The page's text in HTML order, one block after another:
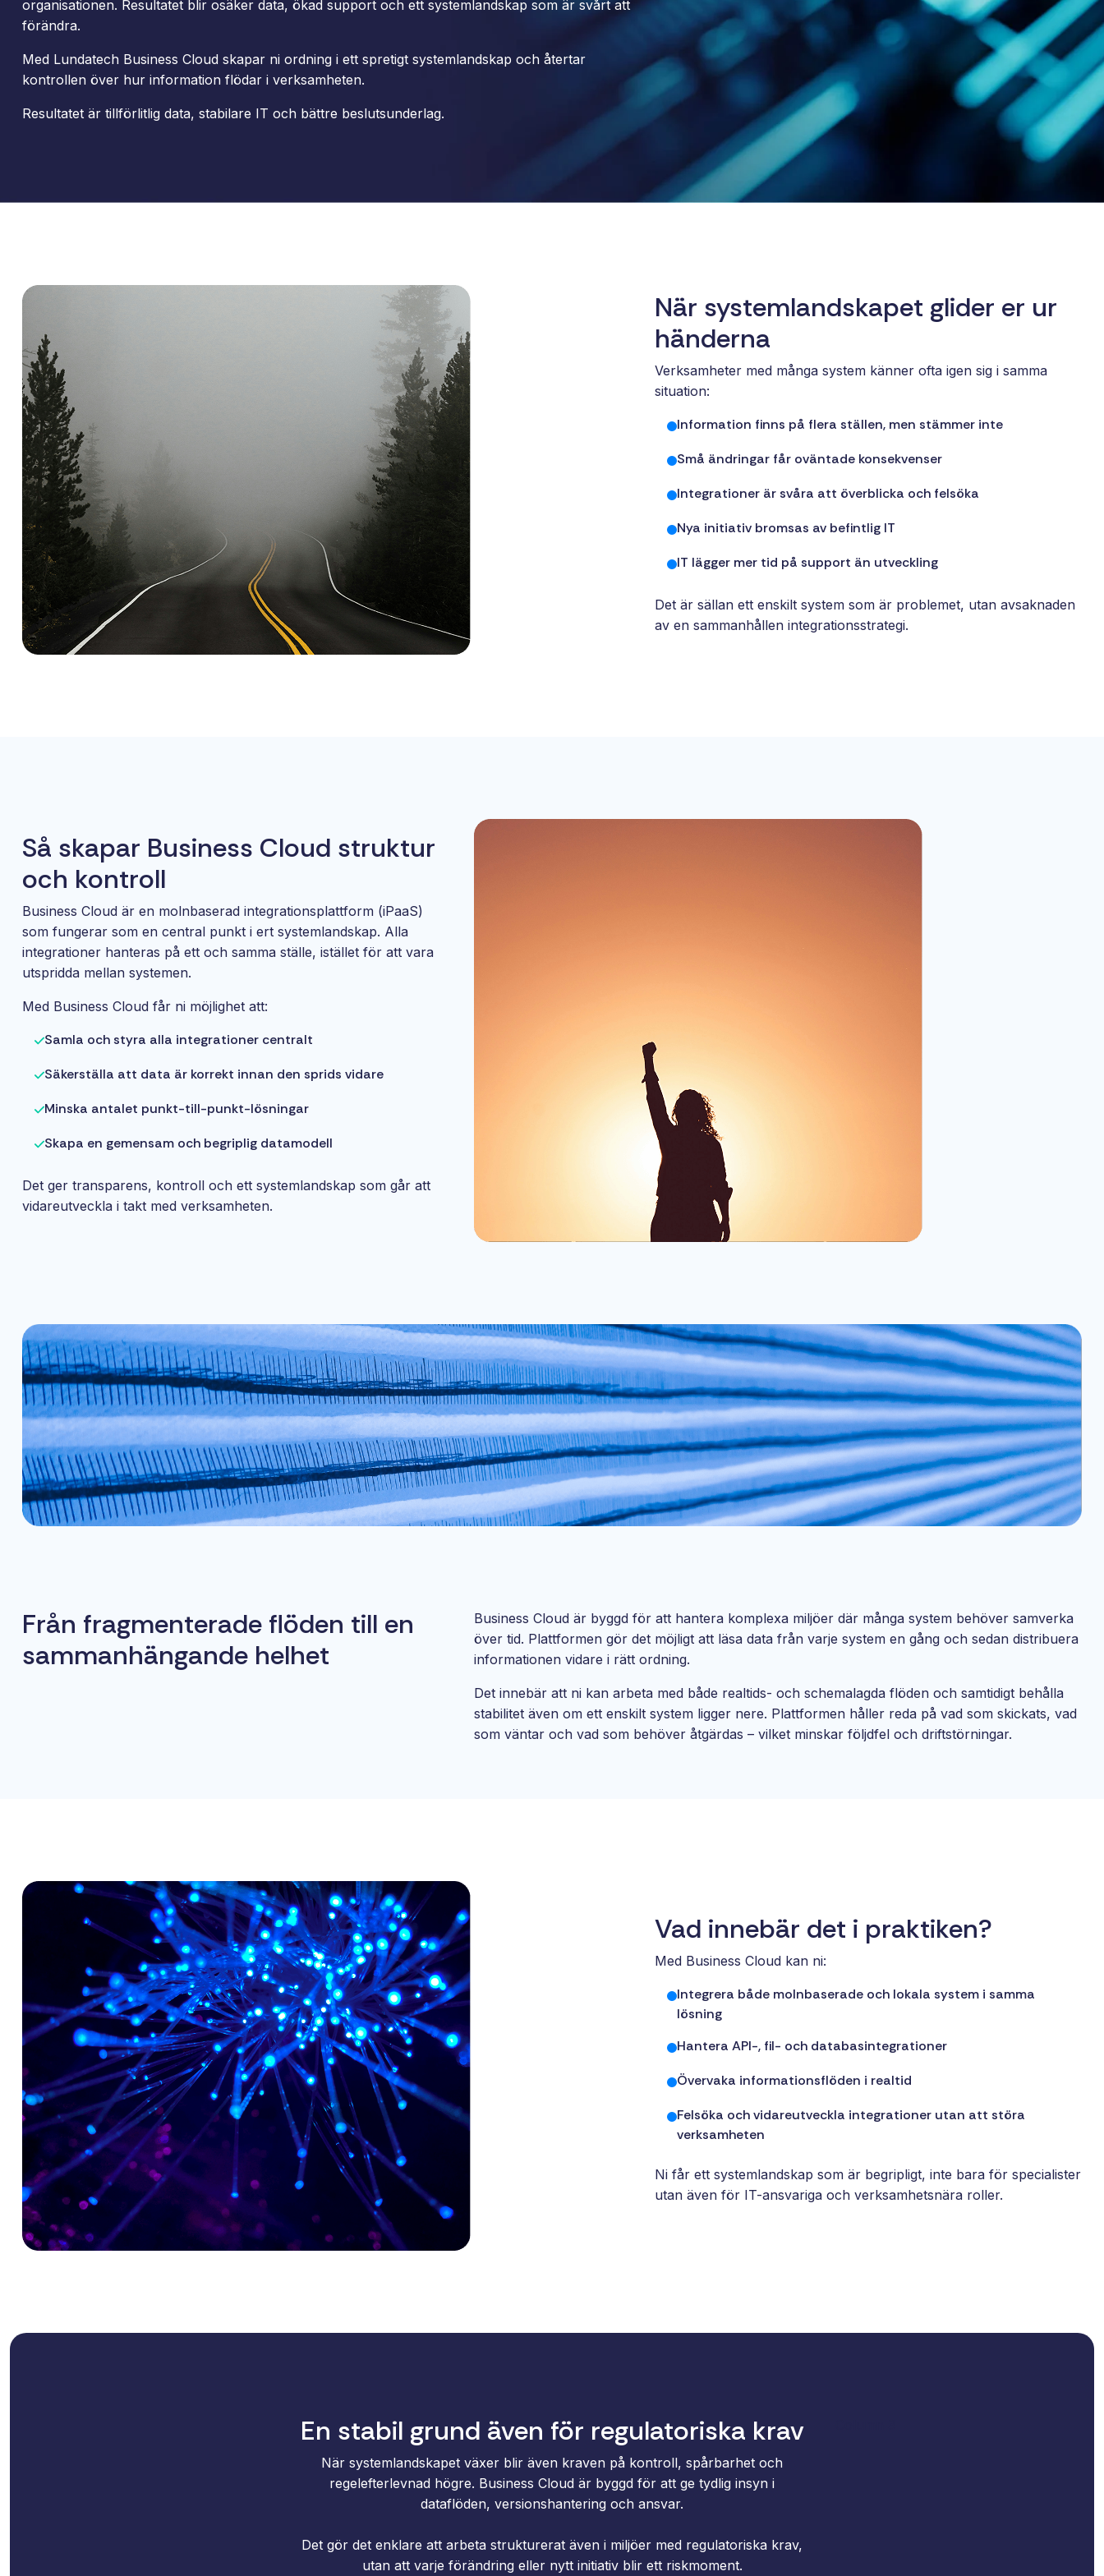
organisationen. Resultatet blir osäker data, ökad support och ett systemlandskap som är svårt att
förändra.
Med Lundatech Business Cloud skapar ni ordning i ett spretigt systemlandskap och återtar
kontrollen över hur information flödar i verksamheten.
Resultatet är tillförlitlig data, stabilare IT och bättre beslutsunderlag.
När systemlandskapet glider er ur
händerna
Verksamheter med många system känner ofta igen sig i samma
situation:
Information finns på flera ställen, men stämmer inte
Små ändringar får oväntade konsekvenser
Integrationer är svåra att överblicka och felsöka
Nya initiativ bromsas av befintlig IT
IT lägger mer tid på support än utveckling
Det är sällan ett enskilt system som är problemet, utan avsaknaden
av en sammanhållen integrationsstrategi.
Så skapar Business Cloud struktur
och kontroll
Business Cloud är en molnbaserad integrationsplattform (iPaaS)
som fungerar som en central punkt i ert systemlandskap. Alla
integrationer hanteras på ett och samma ställe, istället för att vara
utspridda mellan systemen.
Med Business Cloud får ni möjlighet att:
Samla och styra alla integrationer centralt
Säkerställa att data är korrekt innan den sprids vidare
Minska antalet punkt-till-punkt-lösningar
Skapa en gemensam och begriplig datamodell
Det ger transparens, kontroll och ett systemlandskap som går att
vidareutveckla i takt med verksamheten.
Från fragmenterade flöden till en
sammanhängande helhet
Business Cloud är byggd för att hantera komplexa miljöer där många system behöver samverka
över tid. Plattformen gör det möjligt att läsa data från varje system en gång och sedan distribuera
informationen vidare i rätt ordning.
Det innebär att ni kan arbeta med både realtids- och schemalagda flöden och samtidigt behålla
stabilitet även om ett enskilt system ligger nere. Plattformen håller reda på vad som skickats, vad
som väntar och vad som behöver åtgärdas – vilket minskar följdfel och driftstörningar.
Vad innebär det i praktiken?
Med Business Cloud kan ni:
Integrera både molnbaserade och lokala system i samma
lösning
Hantera API-, fil- och databasintegrationer
Övervaka informationsflöden i realtid
Felsöka och vidareutveckla integrationer utan att störa
verksamheten
Ni får ett systemlandskap som är begripligt, inte bara för specialister
utan även för IT-ansvariga och verksamhetsnära roller.
En stabil grund även för regulatoriska krav
När systemlandskapet växer blir även kraven på kontroll, spårbarhet och
regelefterlevnad högre. Business Cloud är byggd för att ge tydlig insyn i
dataflöden, versionshantering och ansvar.
Det gör det enklare att arbeta strukturerat även i miljöer med regulatoriska krav,
utan att varje förändring eller nytt initiativ blir ett riskmoment.